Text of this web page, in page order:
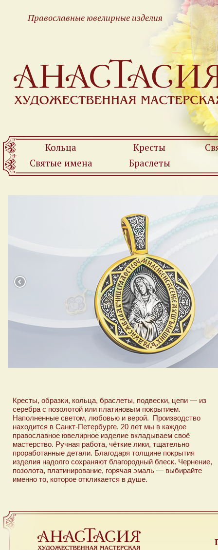
Православные ювелирные изделия
Кольца Кресты
Святые имена
Браслеты
Кресты, образки, кольца, браслеты, подвески, цепи — из
серебра с позолотой или платиновым покрытием.
Наполненные светом, любовью и верой. Производство
находится в Санкт-Петербурге. 20 лет мы в каждое
православное ювелирное изделие вкладываем своё
мастерство. Ручная работа, чёткие лики, тщательно
проработанные детали. Благодаря толщине покрытия
изделия надолго сохраняют благородный блеск. Чернение,
позолота, платинирование, горячая эмаль — выбирайте
именно то, которое откликается в душе.